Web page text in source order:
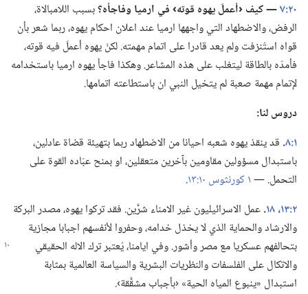
٢٠:‏٧
‏—‏ كيف ‹أعملَ يهوه قوته›في ارميا وفاجأه؟‏بسبب اللامبالاة،‏
الرفض،‏ والاضطهاد التي واجهها ارميا عند اعلان احكام يهوه،‏ ربما شعر بأن
قواه استُنزفت ولم يعد قادرا على اتمام مهمته.‏ لكنّ يهوه أعملَ فيه قوته،‏
فأمدّه بالطاقة ليتغلب على هذه المشاعر.‏ وهكذا فاجأ يهوه ارميا باستخدامه
لإتمام مهمة صعبة لم يتخيل النبي ان باستطاعته اتمامها.‏
دروس لنا:‏
١:‏٨ ‏.‏ قد ينقذ يهوه شعبه احيانا من الاضطهاد ربما بتهيئة قضاة عادلين،‏
باستبدال مسؤولين مقاومين بآخرين متعقلين،‏ او بمنح عبّاده القوة على
التحمل.‏ —‏١ كورنثوس ١٠:‏١٣
‏.‏
٢:‏١٣،‏
١٨‏.‏عمل الاسرائيليون غير الامناء شرَّين.‏ فقد تركوا يهوه،‏ مصدر البركة
والارشاد والحماية الذي لا يخذل خدامه،‏ وحفروا لأنفسهم اجبابا مجازية
بتحالفهم عسكريا مع مصر وأشور.‏وفي ايامنا،‏ يُعتبر ترك الاله الحقيقي
والاتكال على الفلسفات والنظريات البشرية والسياسة العالمية بمثابة
استبدال «ينبوع المياه الحية» ‹بأجباب مشقَّقة›.‏